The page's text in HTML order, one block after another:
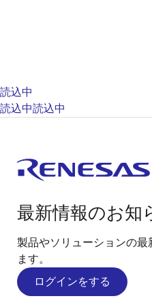
読込中
読込中読込中
最新情報のお知
製品やソリューションの
ます。
ログインをする